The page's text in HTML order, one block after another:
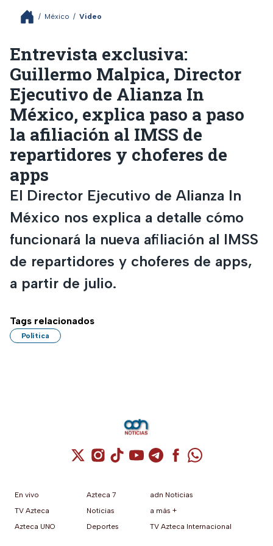
/ México / Video
Entrevista exclusiva:
Guillermo Malpica, Director
Ejecutivo de Alianza In
México, explica paso a paso
la afiliación al IMSS de
repartidores y choferes de
apps
El Director Ejecutivo de Alianza In
México nos explica a detalle cómo
funcionará la nueva afiliación al IMSS
de repartidores y choferes de apps,
a partir de julio.
Tags relacionados
Política
Cuenta de X / Twitter (se abre en una
Cuenta de Instagram (se abre en una
Cuenta de TikTok (se abre en
Cuenta de YouTube (se abre
Cuenta de Telegram (se
Cuenta de
Cuenta de
En vivo
TV Azteca
Azteca UNO
Azteca 7
Noticias
Deportes
adn Noticias
a más +
TV Azteca Internacional